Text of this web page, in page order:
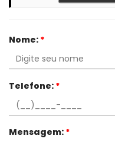
Nome: *
Telefone: *
Mensagem: *